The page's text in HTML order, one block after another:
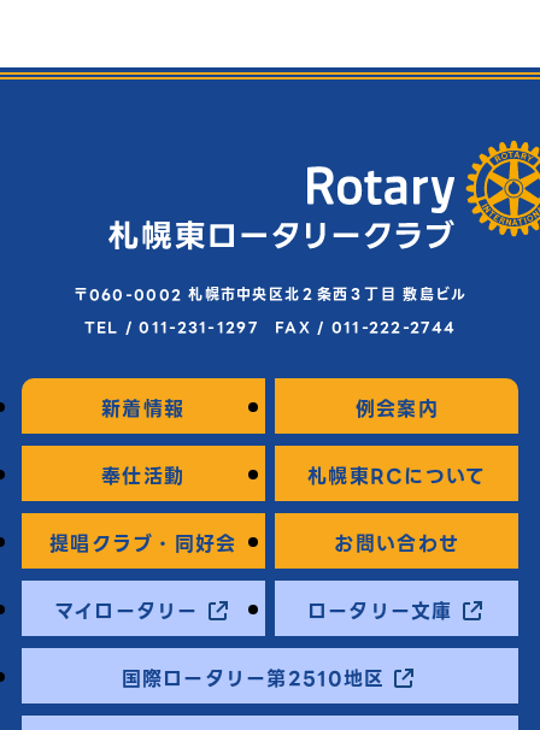
〒060-0002 札幌市中央区北２条西３丁目 敷島ビル
TEL / 011-231-1297 FAX / 011-222-2744
新着情報 例会案内
奉仕活動 札幌東RCについて
提唱クラブ・同好会 お問い合わせ
マイロータリー ロータリー文庫
国際ロータリー第2510地区